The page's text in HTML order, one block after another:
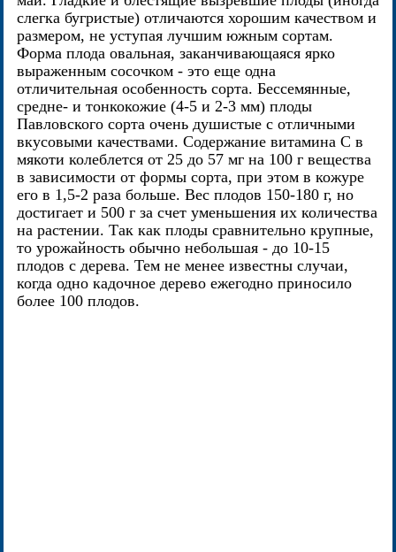
слегка бугристые) отличаются хорошим качеством и
размером, не уступая лучшим южным сортам.
Форма плода овальная, заканчивающаяся ярко
выраженным сосочком - это еще одна
отличительная особенность сорта. Бессемянные,
средне- и тонкокожие (4-5 и 2-3 мм) плоды
Павловского сорта очень душистые с отличными
вкусовыми качествами. Содержание витамина С в
мякоти колеблется от 25 до 57 мг на 100 г вещества
в зависимости от формы сорта, при этом в кожуре
его в 1,5-2 раза больше. Вес плодов 150-180 г, но
достигает и 500 г за счет уменьшения их количества
на растении. Так как плоды сравнительно крупные,
то урожайность обычно небольшая - до 10-15
плодов с дерева. Тем не менее известны случаи,
когда одно кадочное дерево ежегодно приносило
более 100 плодов.